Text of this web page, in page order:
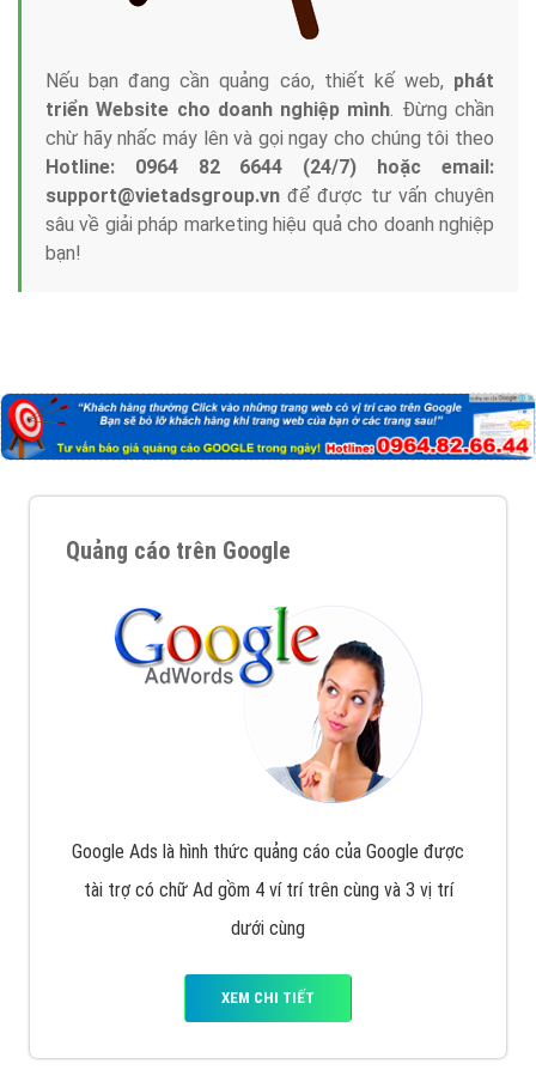
Nếu bạn đang cần quảng cáo, thiết kế web, phát
triển Website cho doanh nghiệp mình. Đừng chần
chừ hãy nhấc máy lên và gọi ngay cho chúng tôi theo
Hotline: 0964 82 6644 (24/7) hoặc email:
support@vietadsgroup.vn để được tư vấn chuyên
sâu về giải pháp marketing hiệu quả cho doanh nghiệp
bạn!
Quảng cáo trên Google
Google Ads là hình thức quảng cáo của Google được
tài trợ có chữ Ad gồm 4 ví trí trên cùng và 3 vị trí
dưới cùng
XEM CHI TIẾT